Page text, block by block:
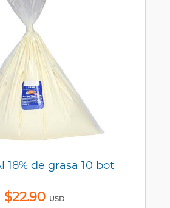
18% de grasa 10 bot
$22.90 USD